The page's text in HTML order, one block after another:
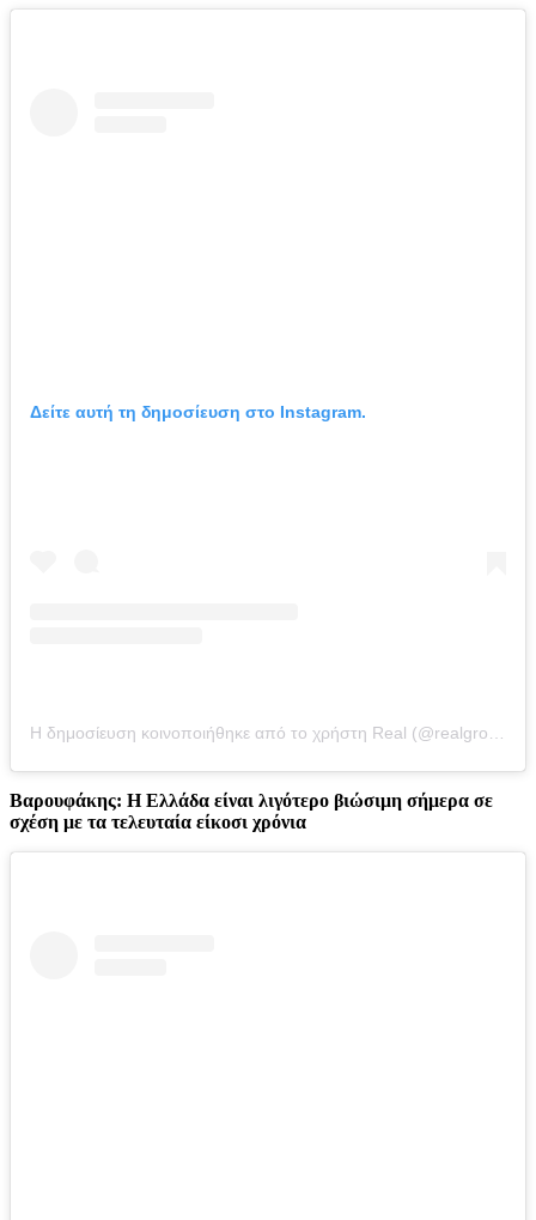
Δείτε αυτή τη δημοσίευση στο Instagram.
Βαρουφάκης: H Ελλάδα είναι λιγότερο βιώσιμη σήμερα σε
σχέση με τα τελευταία είκοσι χρόνια